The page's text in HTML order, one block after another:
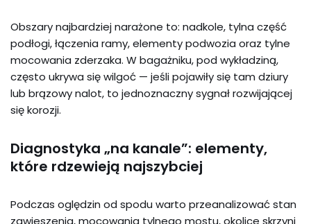
Obszary najbardziej narażone to: nadkole, tylna część
podłogi, łączenia ramy, elementy podwozia oraz tylne
mocowania zderzaka. W bagażniku, pod wykładziną,
często ukrywa się wilgoć — jeśli pojawiły się tam dziury
lub brązowy nalot, to jednoznaczny sygnał rozwijającej
się korozji.
Diagnostyka „na kanale”: elementy,
które rdzewieją najszybciej
Podczas oględzin od spodu warto przeanalizować stan